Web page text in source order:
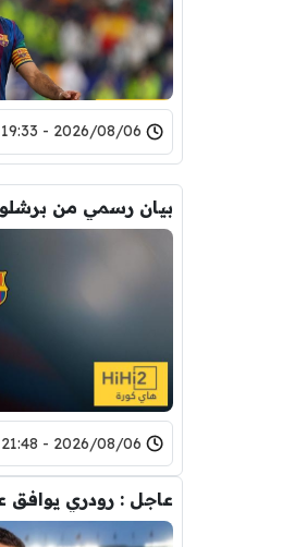
2026/08/06 - 19:33
بيان رسمي من
2026/08/06 - 21:48